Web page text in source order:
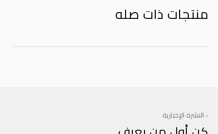
منتجات ذات صله
- النشرة الإخبارية